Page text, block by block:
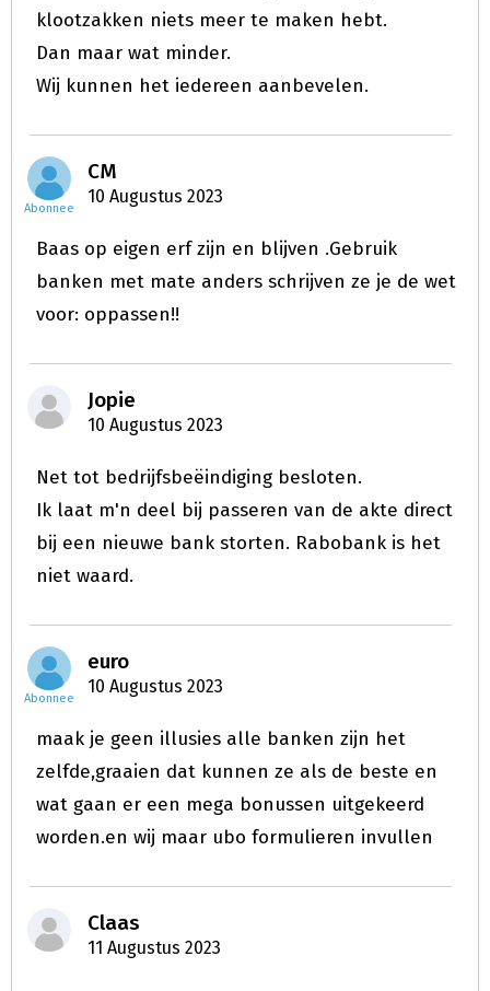
klootzakken niets meer te maken hebt.
Dan maar wat minder.
Wij kunnen het iedereen aanbevelen.
Abonnee
CM
10 Augustus 2023
Baas op eigen erf zijn en blijven .Gebruik
banken met mate anders schrijven ze je de wet
voor: oppassen!!
Jopie
10 Augustus 2023
Net tot bedrijfsbeëindiging besloten.
Ik laat m'n deel bij passeren van de akte direct
bij een nieuwe bank storten. Rabobank is het
niet waard.
Abonnee
euro
10 Augustus 2023
maak je geen illusies alle banken zijn het
zelfde,graaien dat kunnen ze als de beste en
wat gaan er een mega bonussen uitgekeerd
worden.en wij maar ubo formulieren invullen
Claas
11 Augustus 2023